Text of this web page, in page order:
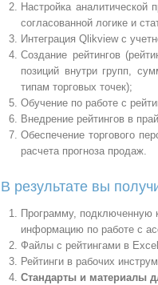
Настройка
согласованной логике и
Интеграция Qlikview с
Создание рейтингов
позиций внутри групп,
типам торговых точек);
Обучение по работе с
Внедрение рейтингов в
Обеспечение торгового
расчета прогноза продаж.
В результате вы
Программу, подключенную
информацию по работе с
Файлы с рейтингами в
Рейтинги в рабочих
Стандарты и материалы